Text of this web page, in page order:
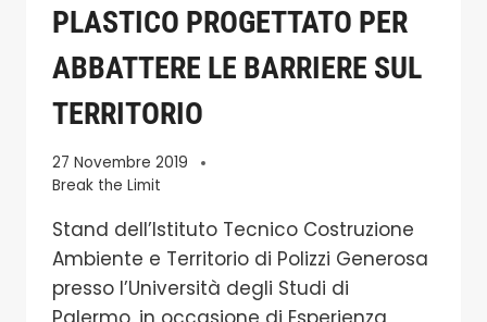
PLASTICO PROGETTATO PER
ABBATTERE LE BARRIERE SUL
TERRITORIO
27 Novembre 2019
Break the Limit
Stand dell’Istituto Tecnico Costruzione
Ambiente e Territorio di Polizzi Generosa
presso l’Università degli Studi di